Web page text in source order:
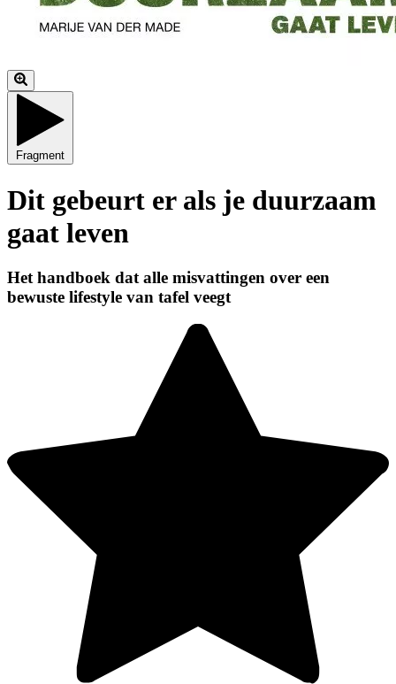
Fragment
Dit gebeurt er als je duurzaam
gaat leven
Het handboek dat alle misvattingen over een
bewuste lifestyle van tafel veegt